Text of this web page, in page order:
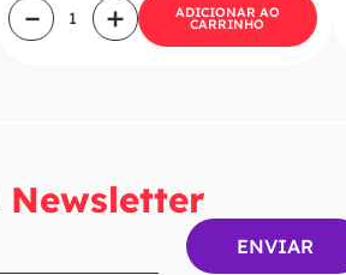
＋
－ ADICIONAR AO
CARRINHO
Newsletter